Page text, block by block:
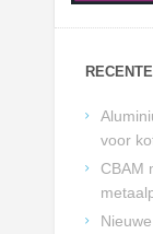
voor
CBAM